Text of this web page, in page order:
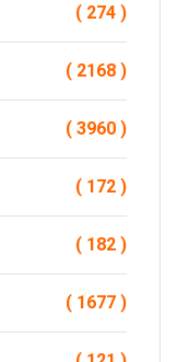
( 274 )
( 2168 )
( 3960 )
( 172 )
( 182 )
( 1677 )